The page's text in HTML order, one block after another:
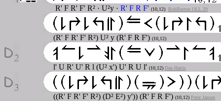
R' F R' F' R² · U²y · R' F R F' (10,12) BobBurton OLL 29
(R' F R' F' R²) U² y (R' F R F') (10,12)
l' U R' U' R l (U² x') U' R U l' (10,12) Dan Harris
((R' F R' F' R²) (D² E²) y')) (R' F R F') (10,12) Peter Jansen